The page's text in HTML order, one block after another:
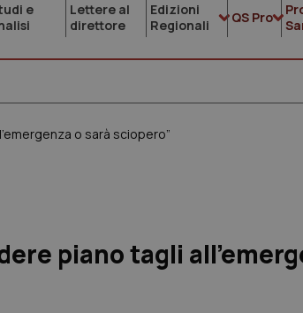
e
Lettere al
direttore
Edizioni
Regionali
QS Pro
o sarà sciopero”
piano tagli